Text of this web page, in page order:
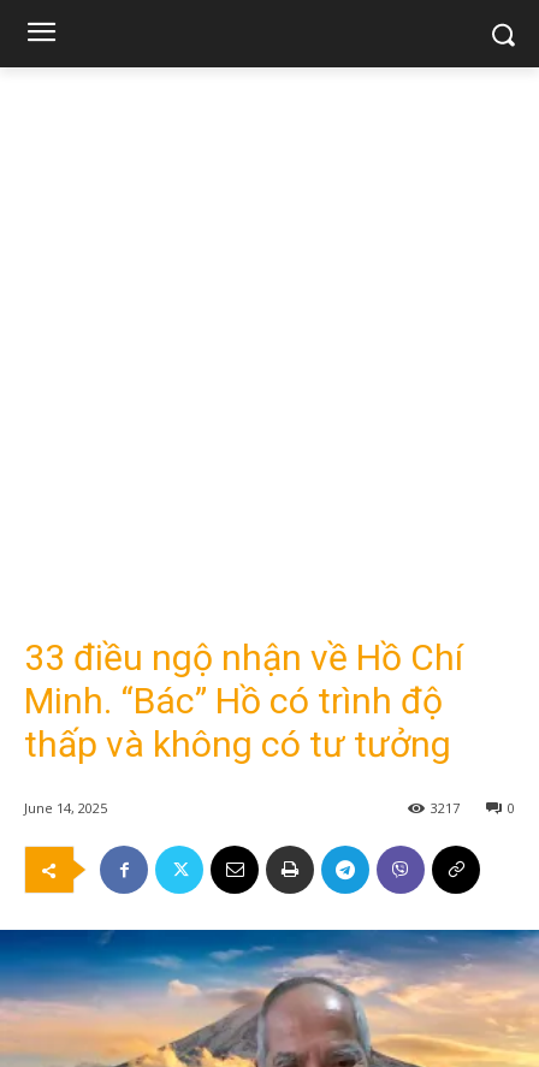
33 điều ngộ nhận về Hồ Chí
Minh. “Bác” Hồ có trình độ
thấp và không có tư tưởng
June 14, 2025 0
3217